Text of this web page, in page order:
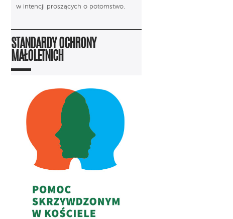
w intencji proszących o potomstwo.
STANDARDY OCHRONY
MAŁOLETNICH